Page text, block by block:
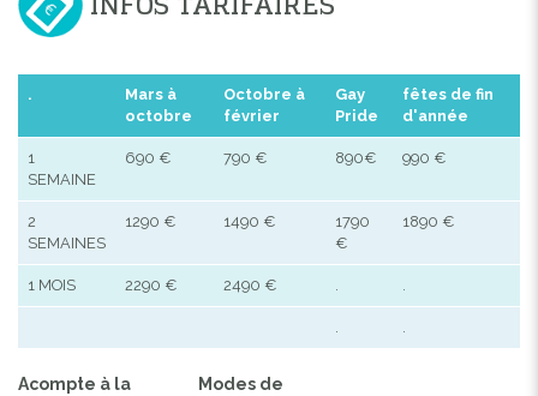
.
Mars à
octobre
Octobre à
février
Gay
Pride
fêtes de fin
d'année
1
SEMAINE
690 € 790 € 890€ 990 €
2
SEMAINES
1290 € 1490 €
1790
€
1890 €
1 MOIS 2290 € 2490 €
Acompte à la
Modes de